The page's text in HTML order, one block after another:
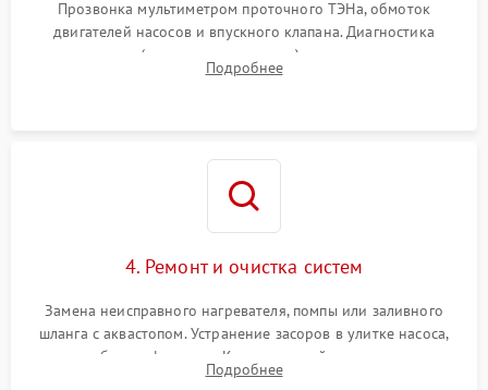
Прозвонка мультиметром проточного ТЭНа, обмоток
двигателей насосов и впускного клапана. Диагностика
прессостата (датчика уровня воды), датчика мутности,
концевика дверцы и электронного модуля управления.
Подробнее
4. Ремонт и очистка систем
Замена неисправного нагревателя, помпы или заливного
шланга с аквастопом. Устранение засоров в улитке насоса,
патрубках и фильтрах. Компонентный ремонт платы
управления, восстановление поврежденной проводки.
Подробнее